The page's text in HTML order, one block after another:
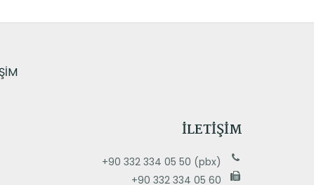
İLETIŞIM
+90 332 334 05 50 (pbx)
+90 332 334 05 60